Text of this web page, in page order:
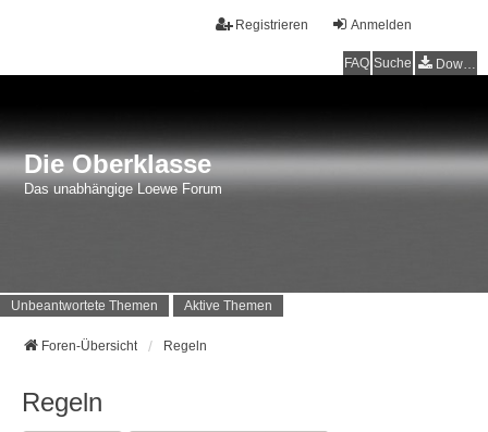
Anmelden
Registrieren
FAQ Suche Downloads
Die Oberklasse
Das unabhängige Loewe Forum
Unbeantwortete Themen Aktive Themen
Foren-Übersicht Regeln
Regeln